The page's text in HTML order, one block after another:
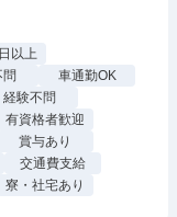
以上
問
車通勤OK
経験不問
有資格者歓迎
賞与あり
交通費支給
寮・社宅あり